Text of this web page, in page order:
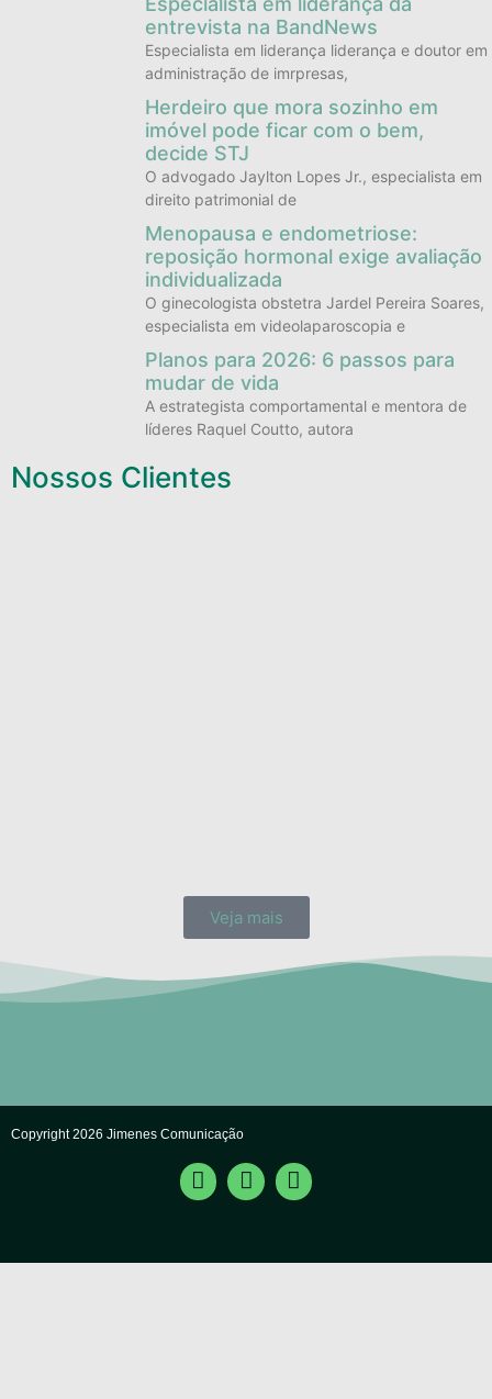
entrevista na BandNews
Especialista em liderança liderança e doutor em
administração de imrpresas,
Herdeiro que mora sozinho em
imóvel pode ficar com o bem,
decide STJ
O advogado Jaylton Lopes Jr., especialista em
direito patrimonial de
Menopausa e endometriose:
reposição hormonal exige avaliação
individualizada
O ginecologista obstetra Jardel Pereira Soares,
especialista em videolaparoscopia e
Planos para 2026: 6 passos para
mudar de vida
A estrategista comportamental e mentora de
líderes Raquel Coutto, autora
Nossos Clientes
Veja mais
Copyright 2026 Jimenes Comunicação